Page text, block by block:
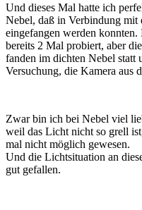
Und dieses Mal hatte ich
Nebel, daß in Verbindung
eingefangen werden
bereits 2 Mal probiert, aber
fanden im dichten Nebel
Versuchung, die Kamera aus
Zwar bin ich bei Nebel viel
weil das Licht nicht so grell
mal nicht möglich gewesen.
Und die Lichtsituation an
gut gefallen.